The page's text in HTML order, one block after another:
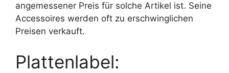
angemessener Preis für solche Artikel ist. Seine
Accessoires werden oft zu erschwinglichen
Preisen verkauft.
Plattenlabel: